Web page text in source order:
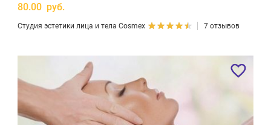
80.00 руб.
Студия эстетики лица и тела Cosmex 7 отзывов